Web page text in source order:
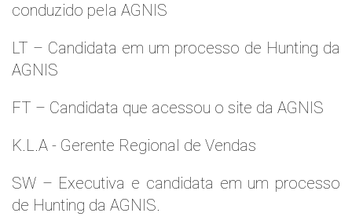
conduzido pela AGNIS
LT – Candidata em um processo de Hunting da
AGNIS
FT – Candidata que acessou o site da AGNIS
K.L.A - Gerente Regional de Vendas
SW – Executiva e candidata em um processo
de Hunting da AGNIS.